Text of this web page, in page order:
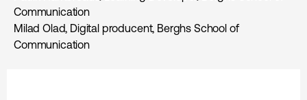
Communication
Milad Olad, Digital producent, Berghs School of
Communication